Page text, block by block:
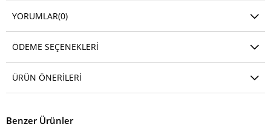
YORUMLAR(0)
ÖDEME SEÇENEKLERI
ÜRÜN ÖNERILERI
Benzer Ürünler